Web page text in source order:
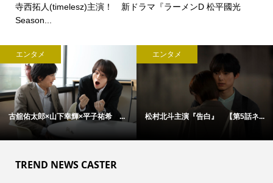
寺西拓人(timelesz)主演！ 新ドラマ『ラーメンD 松平國光
Season...
下幸輝×平子祐希 ... 松村北斗主演『告白』 【第5話ネ... アン・ハサ
TREND NEWS CASTER